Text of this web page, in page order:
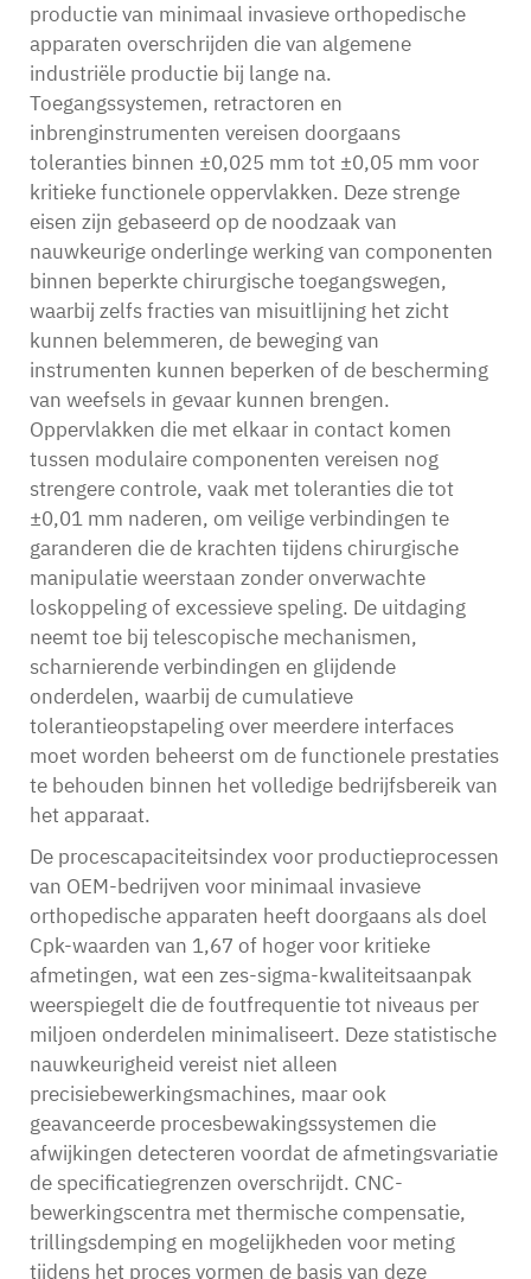
productie van minimaal invasieve orthopedische
apparaten overschrijden die van algemene
industriële productie bij lange na.
Toegangssystemen, retractoren en
inbrenginstrumenten vereisen doorgaans
toleranties binnen ±0,025 mm tot ±0,05 mm voor
kritieke functionele oppervlakken. Deze strenge
eisen zijn gebaseerd op de noodzaak van
nauwkeurige onderlinge werking van componenten
binnen beperkte chirurgische toegangswegen,
waarbij zelfs fracties van misuitlijning het zicht
kunnen belemmeren, de beweging van
instrumenten kunnen beperken of de bescherming
van weefsels in gevaar kunnen brengen.
Oppervlakken die met elkaar in contact komen
tussen modulaire componenten vereisen nog
strengere controle, vaak met toleranties die tot
±0,01 mm naderen, om veilige verbindingen te
garanderen die de krachten tijdens chirurgische
manipulatie weerstaan zonder onverwachte
loskoppeling of excessieve speling. De uitdaging
neemt toe bij telescopische mechanismen,
scharnierende verbindingen en glijdende
onderdelen, waarbij de cumulatieve
tolerantieopstapeling over meerdere interfaces
moet worden beheerst om de functionele prestaties
te behouden binnen het volledige bedrijfsbereik van
het apparaat.
De procescapaciteitsindex voor productieprocessen
van OEM-bedrijven voor minimaal invasieve
orthopedische apparaten heeft doorgaans als doel
Cpk-waarden van 1,67 of hoger voor kritieke
afmetingen, wat een zes-sigma-kwaliteitsaanpak
weerspiegelt die de foutfrequentie tot niveaus per
miljoen onderdelen minimaliseert. Deze statistische
nauwkeurigheid vereist niet alleen
precisiebewerkingsmachines, maar ook
geavanceerde procesbewakingssystemen die
afwijkingen detecteren voordat de afmetingsvariatie
de specificatiegrenzen overschrijdt. CNC-
bewerkingscentra met thermische compensatie,
trillingsdemping en mogelijkheden voor meting
tijdens het proces vormen de basis van deze